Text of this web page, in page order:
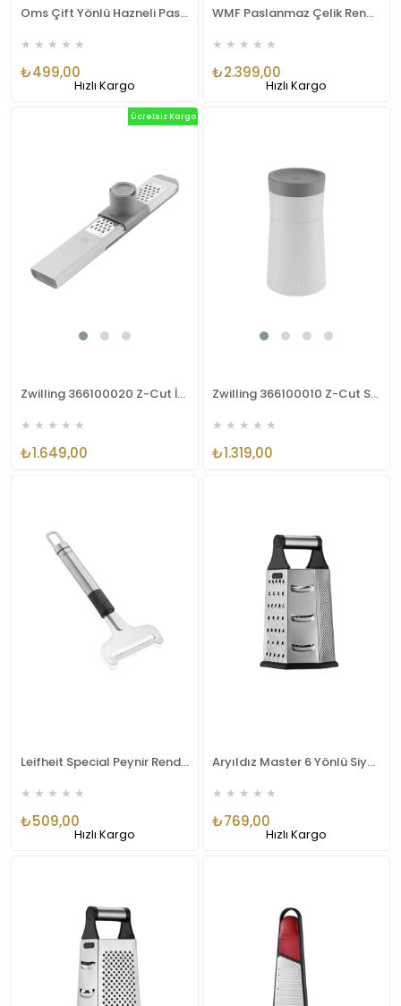
Oms Çift Yönlü Hazneli Paslanmaz Rende
★ ★ ★ ★ ★
₺499,00
Hızlı Kargo
WMF Paslanmaz Çelik Rende
★ ★ ★ ★ ★
₺2.399,00
Hızlı Kargo
Zwilling 366100020 Z-Cut İnce Rende
★ ★ ★ ★ ★
₺1.649,00
Ücretsiz Kargo
Zwilling 366100010 Z-Cut Spiral Dilimleyici Rende Gri
★ ★ ★ ★ ★
₺1.319,00
Leifheit Special Peynir Rendesi Lfh3130
★ ★ ★ ★ ★
₺509,00
Hızlı Kargo
Aryıldız Master 6 Yönlü Siyah Rende AR250327
★ ★ ★ ★ ★
₺769,00
Hızlı Kargo